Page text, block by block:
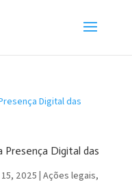
Presença Digital das
2025 | Ações legais,